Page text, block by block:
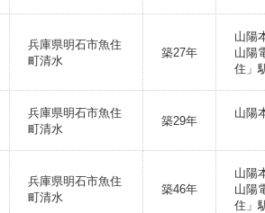
兵庫県明石市魚住
町清水
築27年
山陽
山陽
住」
兵庫県明石市魚住
町清水
築29年
山陽
兵庫県明石市魚住
町清水
築46年
山陽
山陽
住」